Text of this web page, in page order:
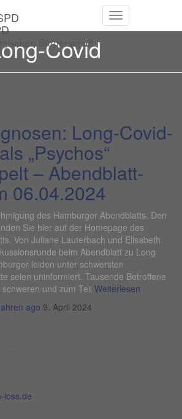
Bürgerschaft
Navigation
Covid
Long-Covid-
„Psychos“
– Abendblatt-
06.04.2024
des Hamburger Abendblatts. Den
Sie hier auf der Homepage des
Von Juliane Lauterbach und Elisabeth
beim Abendblatt zu Long
leiden unter schwersten
seien uninformiert. Tausende Betroffene
und zum Teil Weiterlesen
ago 9. April 2024
loss.de